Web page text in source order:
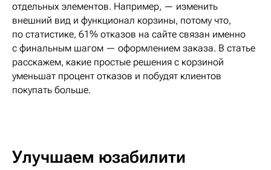
отдельных элементов. Например, — изменить
внешний вид и функционал корзины, потому что,
по статистике, 61% отказов на сайте связан именно
с финальным шагом — оформлением заказа. В статье
расскажем, какие простые решения с корзиной
уменьшат процент отказов и побудят клиентов
покупать больше.
Улучшаем юзабилити